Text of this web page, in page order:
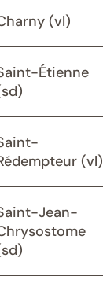
(vl)
Étienne
(vl)
Jean-